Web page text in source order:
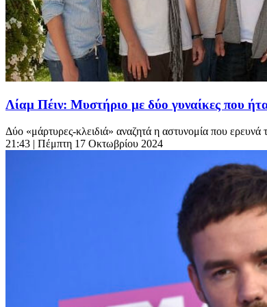
Λίαμ Πέιν: Μυστήριο με δύο γυναίκες που
Δύο «μάρτυρες-κλειδιά» αναζητά η αστυνομία που
21:43 | Πέμπτη 17 Οκτωβρίου 2024